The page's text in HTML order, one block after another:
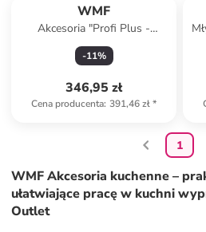
WMF
Akcesoria "Profi Plus -
krajalnica do tagliatelle" do
robota kuchennego
-11%
346,95 zł
Cena producenta: 391,46 zł*
1
WMF Akcesoria kuchenne –
ułatwiające pracę w kuchni
Outlet